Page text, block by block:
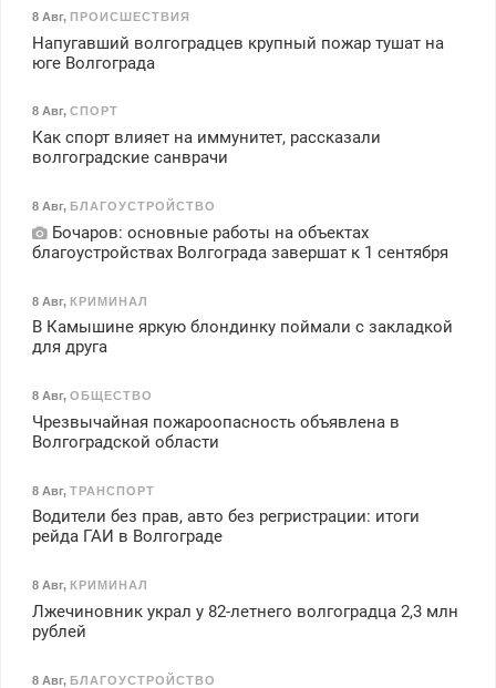
8 Авг, ПРОИСШЕСТВИЯ
Напугавший волгоградцев крупный пожар тушат на
юге Волгограда
8 Авг, СПОРТ
Как спорт влияет на иммунитет, рассказали
волгоградские санврачи
8 Авг, БЛАГОУСТРОЙСТВО
Бочаров: основные работы на объектах
благоустройствах Волгограда завершат к 1 сентября
8 Авг, КРИМИНАЛ
В Камышине яркую блондинку поймали с закладкой
для друга
8 Авг, ОБЩЕСТВО
Чрезвычайная пожароопасность объявлена в
Волгоградской области
8 Авг, ТРАНСПОРТ
Водители без прав, авто без регристрации: итоги
рейда ГАИ в Волгограде
8 Авг, КРИМИНАЛ
Лжечиновник украл у 82-летнего волгоградца 2,3 млн
рублей
8 Авг, БЛАГОУСТРОЙСТВО